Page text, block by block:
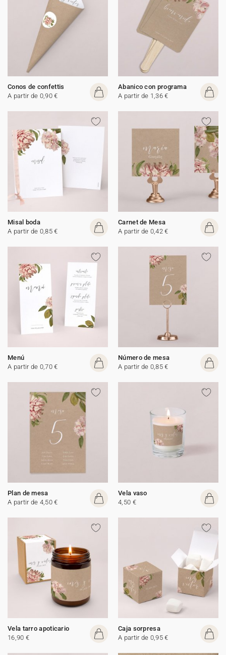
Conos de confettis
A partir de 0,90 €
Abanico con programa
A partir de 1,36 €
Misal boda
A partir de 0,85 €
Carnet de Mesa
A partir de 0,42 €
Menú
A partir de 0,70 €
Número de mesa
A partir de 0,85 €
Plan de mesa
A partir de 4,50 €
Vela vaso
4,50 €
Vela tarro apoticario
16,90 €
Caja sorpresa
A partir de 0,95 €